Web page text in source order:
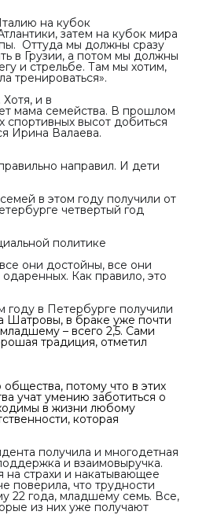
на кубок
затем на кубок мира
Оттуда мы должны сразу
в Грузии, а потом мы должны
и стрельбе. Там мы хотим,
тренироваться».
и в
мама семейства. В прошлом
высот добиться
Ирина Валаева.
направил. И дети
в этом году получили от
четвертый год
политике
они достойны, все они
Как правило, это
году в Петербурге получили
Шатровы, в браке уже почти
– всего 2,5. Сами
традиция, отметил
потому что в этих
учат умению заботиться о
в жизни любому
которая
получила и многодетная
и взаимовыручка.
на страхи и накатывающее
поверила, что трудности
22 года, младшему семь. Все,
из них уже получают